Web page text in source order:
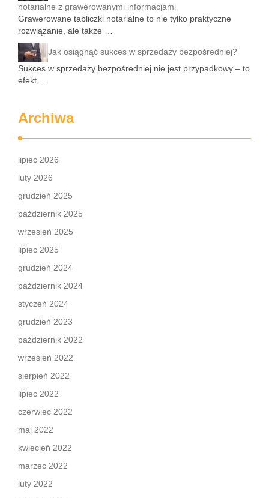
notarialne z grawerowanymi informacjami
Grawerowane tabliczki notarialne to nie tylko praktyczne
rozwiązanie, ale także …
Jak osiągnąć sukces w sprzedaży bezpośredniej?
Sukces w sprzedaży bezpośredniej nie jest przypadkowy – to
efekt …
Archiwa
lipiec 2026
luty 2026
grudzień 2025
październik 2025
wrzesień 2025
lipiec 2025
grudzień 2024
październik 2024
styczeń 2024
grudzień 2023
październik 2022
wrzesień 2022
sierpień 2022
lipiec 2022
czerwiec 2022
maj 2022
kwiecień 2022
marzec 2022
luty 2022